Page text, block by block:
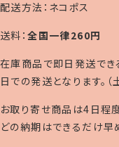
配送方法：ネコポス
送料：全国一律260円
在庫商品で即日発送でき
日での発送となります。（
お取り寄せ商品は4日程
どの納期はできるだけ早